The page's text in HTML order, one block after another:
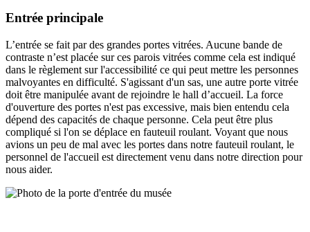
Entrée principale
L’entrée se fait par des grandes portes vitrées. Aucune bande de
contraste n’est placée sur ces parois vitrées comme cela est indiqué
dans le règlement sur l'accessibilité ce qui peut mettre les personnes
malvoyantes en difficulté. S'agissant d'un sas, une autre porte vitrée
doit être manipulée avant de rejoindre le hall d’accueil. La force
d'ouverture des portes n'est pas excessive, mais bien entendu cela
dépend des capacités de chaque personne. Cela peut être plus
compliqué si l'on se déplace en fauteuil roulant. Voyant que nous
avions un peu de mal avec les portes dans notre fauteuil roulant, le
personnel de l'accueil est directement venu dans notre direction pour
nous aider.